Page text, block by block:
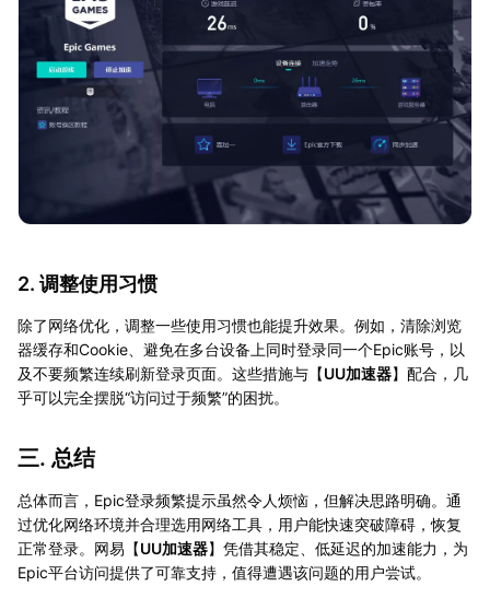
2. 调整使用习惯
除了网络优化，调整一些使用习惯也能提升效果。例如，清除浏览
器缓存和Cookie、避免在多台设备上同时登录同一个Epic账号，以
及不要频繁连续刷新登录页面。这些措施与【UU加速器】配合，几
乎可以完全摆脱“访问过于频繁”的困扰。
三. 总结
总体而言，Epic登录频繁提示虽然令人烦恼，但解决思路明确。通
过优化网络环境并合理选用网络工具，用户能快速突破障碍，恢复
正常登录。网易【UU加速器】凭借其稳定、低延迟的加速能力，为
Epic平台访问提供了可靠支持，值得遭遇该问题的用户尝试。